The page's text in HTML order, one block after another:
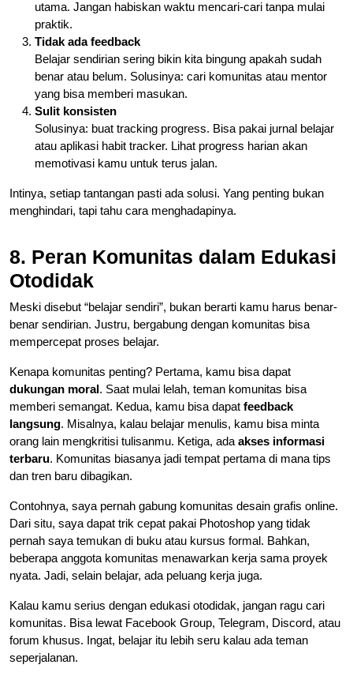
utama. Jangan habiskan waktu mencari-cari tanpa mulai
praktik.
Tidak ada feedback
Belajar sendirian sering bikin kita bingung apakah sudah
benar atau belum. Solusinya: cari komunitas atau mentor
yang bisa memberi masukan.
Sulit konsisten
Solusinya: buat tracking progress. Bisa pakai jurnal belajar
atau aplikasi habit tracker. Lihat progress harian akan
memotivasi kamu untuk terus jalan.
Intinya, setiap tantangan pasti ada solusi. Yang penting bukan
menghindari, tapi tahu cara menghadapinya.
8. Peran Komunitas dalam Edukasi
Otodidak
Meski disebut “belajar sendiri”, bukan berarti kamu harus benar-
benar sendirian. Justru, bergabung dengan komunitas bisa
mempercepat proses belajar.
Kenapa komunitas penting? Pertama, kamu bisa dapat
dukungan moral. Saat mulai lelah, teman komunitas bisa
memberi semangat. Kedua, kamu bisa dapat feedback
langsung. Misalnya, kalau belajar menulis, kamu bisa minta
orang lain mengkritisi tulisanmu. Ketiga, ada akses informasi
terbaru. Komunitas biasanya jadi tempat pertama di mana tips
dan tren baru dibagikan.
Contohnya, saya pernah gabung komunitas desain grafis online.
Dari situ, saya dapat trik cepat pakai Photoshop yang tidak
pernah saya temukan di buku atau kursus formal. Bahkan,
beberapa anggota komunitas menawarkan kerja sama proyek
nyata. Jadi, selain belajar, ada peluang kerja juga.
Kalau kamu serius dengan edukasi otodidak, jangan ragu cari
komunitas. Bisa lewat Facebook Group, Telegram, Discord, atau
forum khusus. Ingat, belajar itu lebih seru kalau ada teman
seperjalanan.